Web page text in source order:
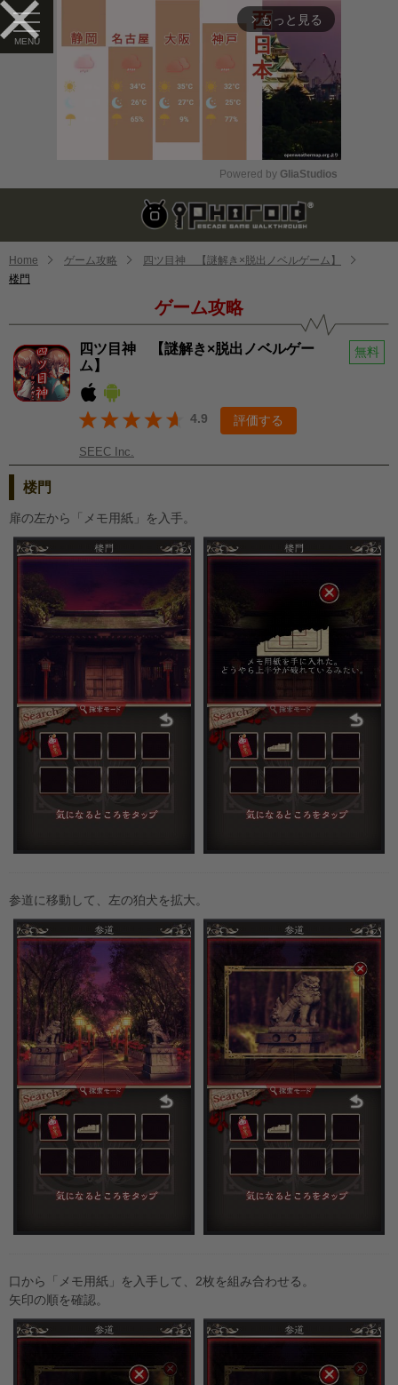
arrow_forward_ios もっと見る
Mute
Powered by GliaStudios
Home ゲーム攻略
四ツ目神 【謎解き×脱出ノベルゲーム】
楼門
ゲーム攻略
四ツ目神 【謎解き×脱出ノベルゲー
ム】
無料
4.9 評価する
SEEC Inc.
楼門
扉の左から「メモ用紙」を入手。
参道に移動して、左の狛犬を拡大。
口から「メモ用紙」を入手して、2枚を組み合わせる。
矢印の順を確認。